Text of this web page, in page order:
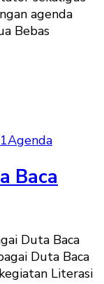
agenda
Bebas
Agenda
Baca
Duta Baca
Duta Baca
Literasi